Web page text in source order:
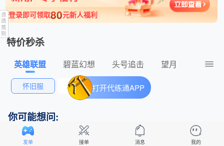
打开代练通APP
登录即可领取80元新人福利
特价秒杀
英雄联盟 碧蓝幻想 头号追击 望月 王者荣
怀旧服 排位赛
你可能想问:
怎么自己定价格、自定义标题发单？
发单 接单 消息 我的